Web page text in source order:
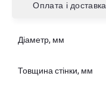
Оплата і доставка
Діаметр, мм
Товщина стінки, мм